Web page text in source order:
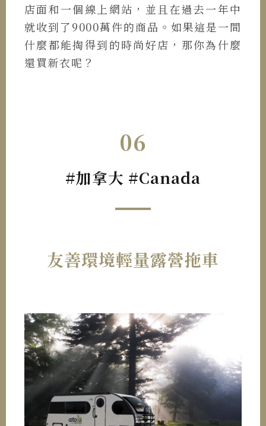
店面和一個線上網站，並且在過去一年中
就收到了9000萬件的商品。如果這是一間
什麼都能掏得到的時尚好店，那你為什麼
還買新衣呢？
06
#加拿大 #Canada
友善環境輕量露營拖車